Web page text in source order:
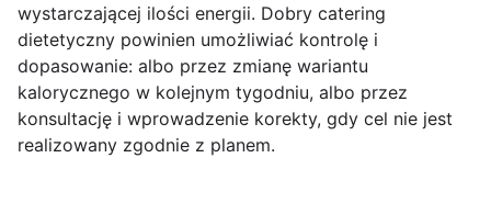
wystarczającej ilości energii. Dobry catering
dietetyczny powinien umożliwiać kontrolę i
dopasowanie: albo przez zmianę wariantu
kalorycznego w kolejnym tygodniu, albo przez
konsultację i wprowadzenie korekty, gdy cel nie jest
realizowany zgodnie z planem.